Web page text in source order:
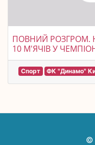
ПОВНИЙ
10 М'ЯЧІВ У
Спорт ФК "Динамо"
©